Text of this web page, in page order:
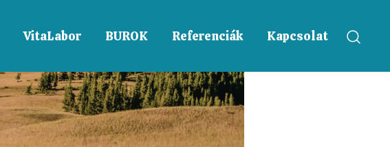
VitaLabor BUROK Referenciák Kapcsolat